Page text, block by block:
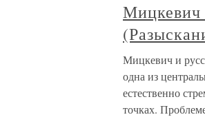
Мицкевич
Мицкевич и
одна из
естественно
точках.